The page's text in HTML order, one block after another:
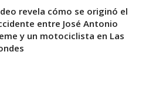
revela cómo se originó el
entre José Antonio
y un motociclista en Las